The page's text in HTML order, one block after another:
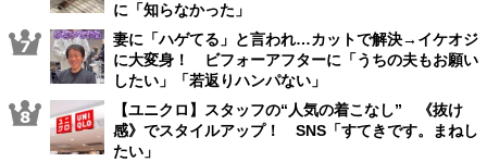
に「知らなかった」
妻に「ハゲてる」と言われ…カットで解決→イケオジ
に大変身！ ビフォーアフターに「うちの夫もお願い
したい」「若返りハンパない」
【ユニクロ】スタッフの“人気の着こなし” 《抜け
感》でスタイルアップ！ SNS「すてきです。まねし
たい」